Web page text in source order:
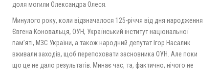
доля могили Олександра Олеся.
Минулого року, коли відзначалося 125-річчя від дня народження
Євгена Коновальця, ОУН, Український інститут національної
пам’яті, МЗС України, а також народний депутат Ігор Насалик
вживали заходів, щоб перепоховати засновника ОУН. Але поки
що це не дало результатів. Минає час, та, фактично, нічого не